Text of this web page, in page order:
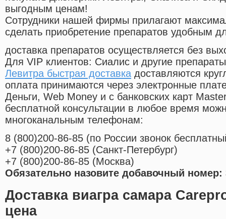
выгодным ценам!
Cотрудники нашей фирмы прилагают
сделать приобретение препаратов удобным
доставка препаратов осуществляется без
Для VIP клиентов: Сиалис и другие
Левитра быстрая доставка доставляются
оплата принимаются через электронные
Деньги, Web Money и с банковских карт
бесплатной консультации в любое время
многоканальным телефонам:
8 (800)200-86-85 (по России звонок
+7 (800)200-86-85 (Санкт-Петербург)
+7 (800)200-86-85 (Москва)
Обязательно назовите добавочный номер:
Доставка виагра самара
цена